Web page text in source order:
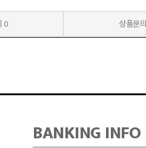
0 상품문의
BANKING INFO